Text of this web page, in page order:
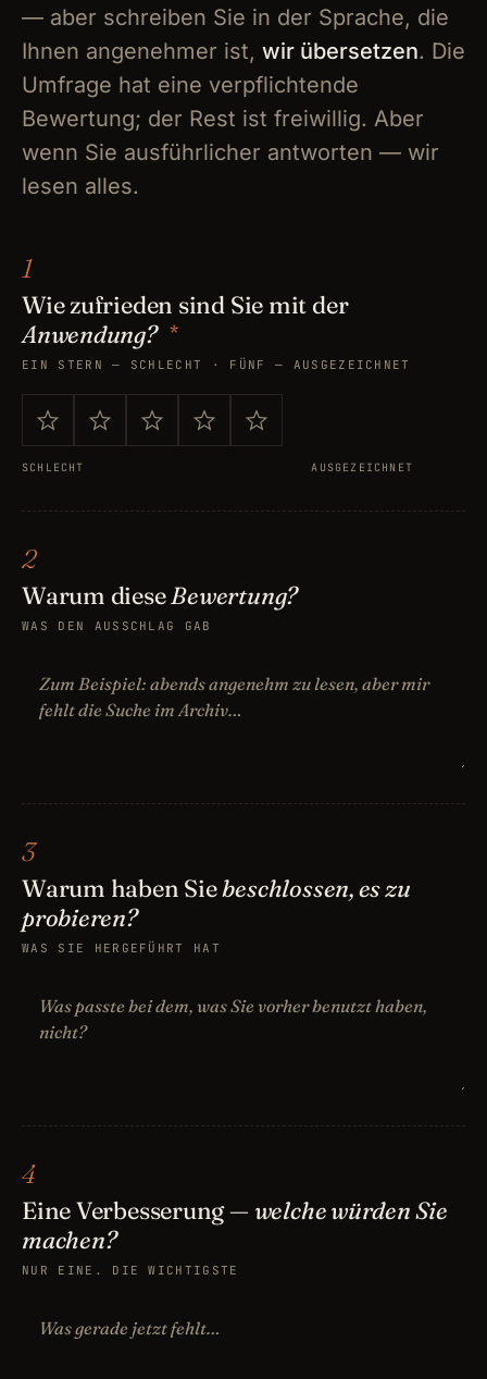
— aber schreiben Sie in der Sprache, die
Ihnen angenehmer ist, wir übersetzen. Die
Umfrage hat eine verpflichtende
Bewertung; der Rest ist freiwillig. Aber
wenn Sie ausführlicher antworten — wir
lesen alles.
1
Wie zufrieden sind Sie mit der
Anwendung?
*
EIN STERN — SCHLECHT · FÜNF — AUSGEZEICHNET
SCHLECHT AUSGEZEICHNET
2
Warum dieseBewertung?
WAS DEN AUSSCHLAG GAB
3
Warum haben Siebeschlossen, es zu
probieren?
WAS SIE HERGEFÜHRT HAT
4
Eine Verbesserung — welche würden Sie
machen?
NUR EINE. DIE WICHTIGSTE